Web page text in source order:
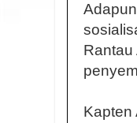
Rantau
Kapten